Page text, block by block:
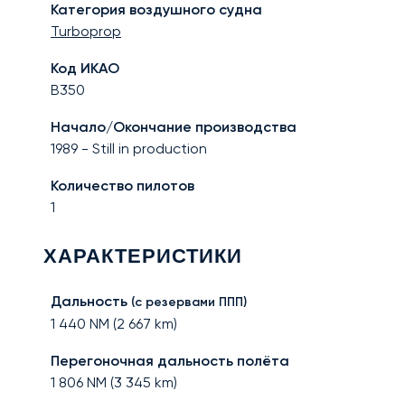
Категория воздушного судна
Turboprop
Код ИКАО
B350
Начало/Окончание производства
1989 - Still in production
Количество пилотов
1
ХАРАКТЕРИСТИКИ
Дальность (с резервами ППП)
1 440 NM (2 667 km)
Перегоночная дальность полёта
1 806 NM (3 345 km)